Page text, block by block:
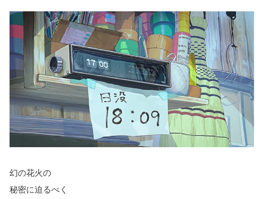
幻の花火の
秘密に迫るべく